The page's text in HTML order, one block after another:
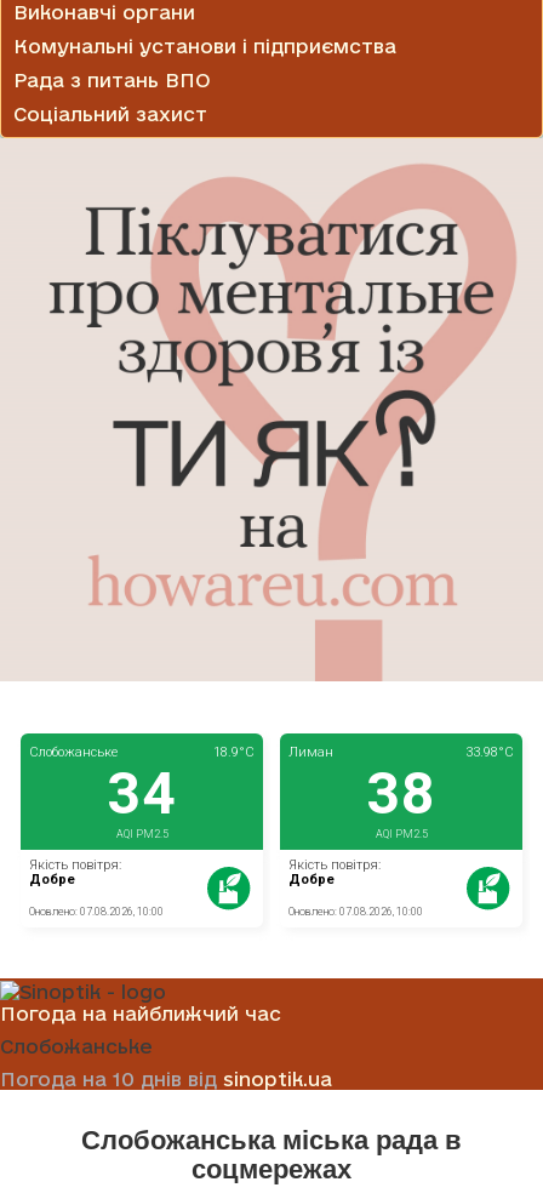
Виконавчі органи
Комунальні установи і підприємства
Рада з питань ВПО
Соціальний захист
Погода на найближчий час
Слобожанське
Погода на 10 днів від sinoptik.ua
Слобожанська міська рада в
соцмережах